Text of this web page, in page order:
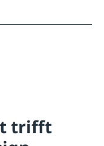
trifft